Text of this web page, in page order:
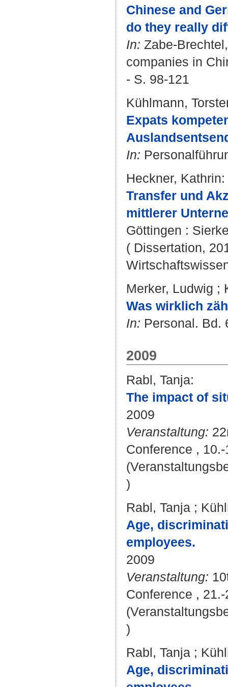
Chinese and
do they really
In: Zabe-
companies in
- S. 98-121
Kühlmann,
Expats
In:
Heckner, Kathrin:
Transfer und
mittlerer
Göttingen :
( Dissertation,
Merker, Ludwig ;
Was wirklich
In: Personal. Bd.
2009
Rabl, Tanja:
The impact of
2009
Veranstaltung:
Conference ,
)
Rabl, Tanja ;
Age,
employees.
2009
Veranstaltung:
Conference ,
)
Rabl, Tanja ;
Age,